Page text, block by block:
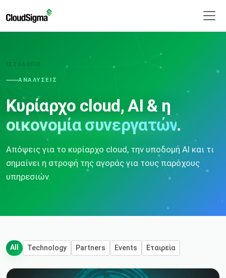
ΙΣΤΟΛΌΓΙΟ
ΑΝΑΛΎΣΕΙΣ
Κυρίαρχο cloud, AI & η
οικονομία συνεργατών.
Απόψεις για το κυρίαρχο cloud, την υποδομή AI και τι
σημαίνει η στροφή της αγοράς για τους παρόχους
υπηρεσιών.
All Technology Partners Events Εταιρεία